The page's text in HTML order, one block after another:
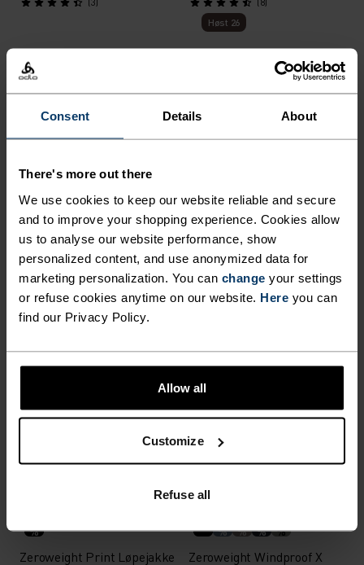
Consent Details About
There's more out there
We use cookies to keep our website reliable and secure
and to improve your shopping experience. Cookies allow
us to analyse our website performance, show
personalized content, and use anonymized data for
marketing personalization. You can change your settings
or refuse cookies anytime on our website. Here you can
find our Privacy Policy.
Allow all
Customize
Refuse all
Zeroweight Elite Windproof
Langrennjakke
2 899,00 kr
Høst 26
Down Hooded
Isolasjonsjakke
% %
Zeroweight Warm Løpevest
1 299,00 kr
% %
Dual Dry Waterproof
Insulated Løpejakke
3 799,00 kr
Løpejakke
(37)
Løpejakke
1 799,00 kr
(13)
-30 %
%
Zeroweight Print Løpejakke
% % % %
Zeroweight Windproof X